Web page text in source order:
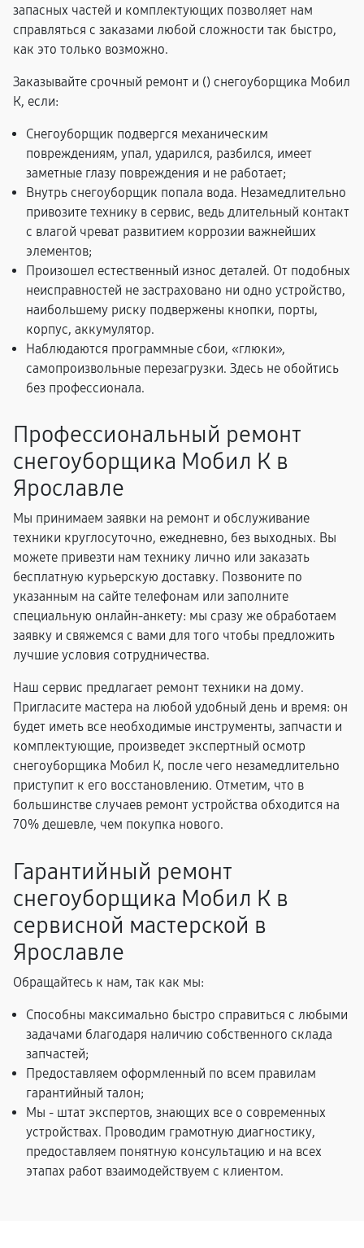
запасных частей и комплектующих позволяет нам
справляться с заказами любой сложности так быстро,
как это только возможно.
Заказывайте срочный ремонт и () снегоуборщика Мобил
К, если:
Снегоуборщик подвергся механическим
повреждениям, упал, ударился, разбился, имеет
заметные глазу повреждения и не работает;
Внутрь снегоуборщик попала вода. Незамедлительно
привозите технику в сервис, ведь длительный контакт
с влагой чреват развитием коррозии важнейших
элементов;
Произошел естественный износ деталей. От подобных
неисправностей не застраховано ни одно устройство,
наибольшему риску подвержены кнопки, порты,
корпус, аккумулятор.
Наблюдаются программные сбои, «глюки»,
самопроизвольные перезагрузки. Здесь не обойтись
без профессионала.
Профессиональный ремонт
снегоуборщика Мобил К в
Ярославле
Мы принимаем заявки на ремонт и обслуживание
техники круглосуточно, ежедневно, без выходных. Вы
можете привезти нам технику лично или заказать
бесплатную курьерскую доставку. Позвоните по
указанным на сайте телефонам или заполните
специальную онлайн-анкету: мы сразу же обработаем
заявку и свяжемся с вами для того чтобы предложить
лучшие условия сотрудничества.
Наш сервис предлагает ремонт техники на дому.
Пригласите мастера на любой удобный день и время: он
будет иметь все необходимые инструменты, запчасти и
комплектующие, произведет экспертный осмотр
снегоуборщика Мобил К, после чего незамедлительно
приступит к его восстановлению. Отметим, что в
большинстве случаев ремонт устройства обходится на
70% дешевле, чем покупка нового.
Гарантийный ремонт
снегоуборщика Мобил К в
сервисной мастерской в
Ярославле
Обращайтесь к нам, так как мы:
Способны максимально быстро справиться с любыми
задачами благодаря наличию собственного склада
запчастей;
Предоставляем оформленный по всем правилам
гарантийный талон;
Мы - штат экспертов, знающих все о современных
устройствах. Проводим грамотную диагностику,
предоставляем понятную консультацию и на всех
этапах работ взаимодействуем с клиентом.